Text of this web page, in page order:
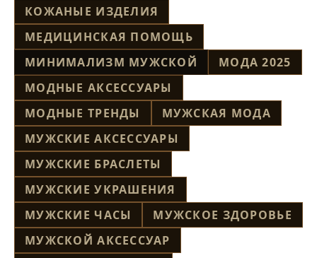
КОЖАНЫЕ ИЗДЕЛИЯ
МЕДИЦИНСКАЯ ПОМОЩЬ
МИНИМАЛИЗМ МУЖСКОЙ
МОДА 2025
МОДНЫЕ АКСЕССУАРЫ
МОДНЫЕ ТРЕНДЫ
МУЖСКАЯ МОДА
МУЖСКИЕ АКСЕССУАРЫ
МУЖСКИЕ БРАСЛЕТЫ
МУЖСКИЕ УКРАШЕНИЯ
МУЖСКИЕ ЧАСЫ
МУЖСКОЕ ЗДОРОВЬЕ
МУЖСКОЙ АКСЕССУАР